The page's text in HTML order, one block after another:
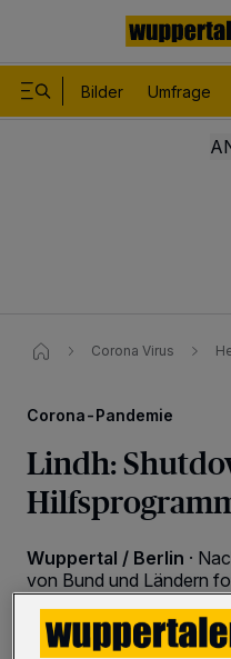
Bilder Umfrage
Corona Virus
Corona-Pandemie
Lindh:
Wuppertal / Berlin ·
von Bund und Ländern
Hilfsprogramme für
und Kulturzweige, um